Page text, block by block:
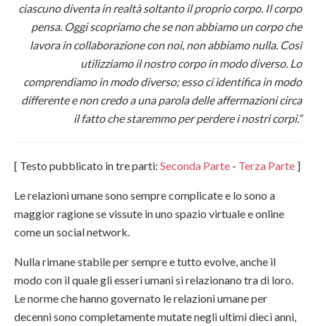
ciascuno diventa in realtà soltanto il proprio corpo. Il corpo
pensa. Oggi scopriamo che se non abbiamo un corpo che
lavora in collaborazione con noi, non abbiamo nulla. Così
utilizziamo il nostro corpo in modo diverso. Lo
comprendiamo in modo diverso; esso ci identifica in modo
differente e non credo a una parola delle affermazioni circa
il fatto che staremmo per perdere i nostri corpi.”
[ Testo pubblicato in tre parti: Seconda Parte - Terza Parte ]
Le relazioni umane sono sempre complicate e lo sono a
maggior ragione se vissute in uno spazio virtuale e online
come un social network.
Nulla rimane stabile per sempre e tutto evolve, anche il
modo con il quale gli esseri umani si relazionano tra di loro.
Le norme che hanno governato le relazioni umane per
decenni sono completamente mutate negli ultimi dieci anni,